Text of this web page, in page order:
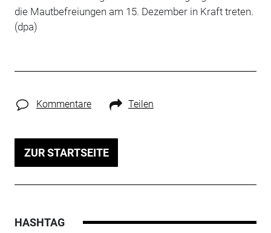
die Mautbefreiungen am 15. Dezember in Kraft treten.
(dpa)
Kommentare Teilen
ZUR STARTSEITE
HASHTAG